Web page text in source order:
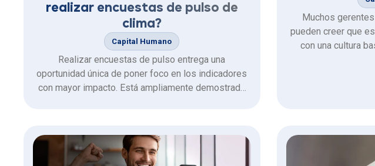
realizar encuestas de pulso de
clima?
Capital Humano
Realizar encuestas de pulso entrega una
oportunidad única de poner foco en los indicadores
con mayor impacto. Está ampliamente demostrado
empresa y a sus clientes.
Muchos
pueden creer que
con una cultura